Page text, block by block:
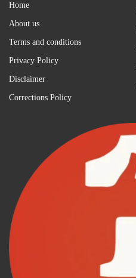
Home
About us
Terms and conditions
Privacy Policy
Disclaimer
Corrections Policy